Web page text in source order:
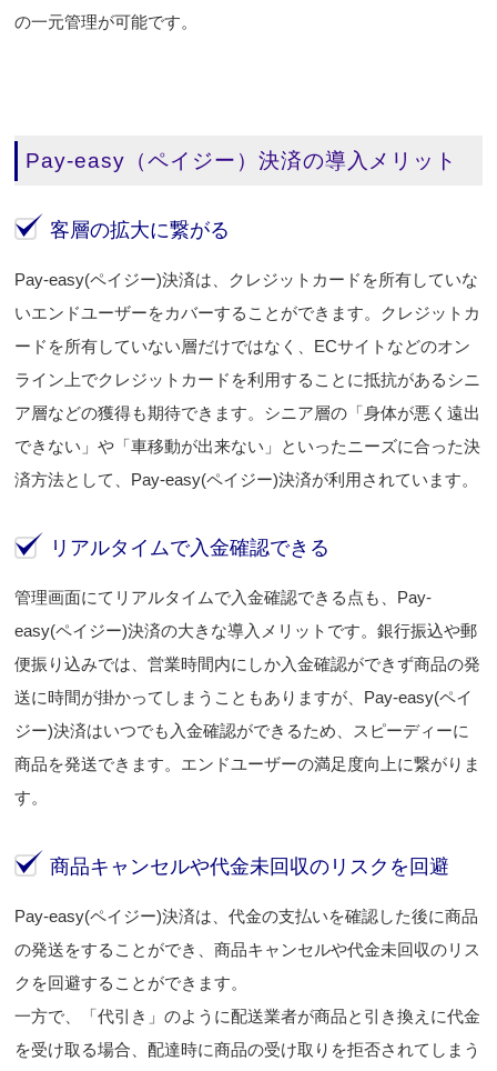
の一元管理が可能です。
Pay-easy（ペイジー）決済の導入メリット
客層の拡大に繋がる
Pay-easy(ペイジー)決済は、クレジットカードを所有していな
いエンドユーザーをカバーすることができます。クレジットカ
ードを所有していない層だけではなく、ECサイトなどのオン
ライン上でクレジットカードを利用することに抵抗があるシニ
ア層などの獲得も期待できます。シニア層の「身体が悪く遠出
できない」や「車移動が出来ない」といったニーズに合った決
済方法として、Pay-easy(ペイジー)決済が利用されています。
リアルタイムで入金確認できる
管理画面にてリアルタイムで入金確認できる点も、Pay-
easy(ペイジー)決済の大きな導入メリットです。銀行振込や郵
便振り込みでは、営業時間内にしか入金確認ができず商品の発
送に時間が掛かってしまうこともありますが、Pay-easy(ペイ
ジー)決済はいつでも入金確認ができるため、スピーディーに
商品を発送できます。エンドユーザーの満足度向上に繋がりま
す。
商品キャンセルや代金未回収のリスクを回避
Pay-easy(ペイジー)決済は、代金の支払いを確認した後に商品
の発送をすることができ、商品キャンセルや代金未回収のリス
クを回避することができます。
一方で、「代引き」のように配送業者が商品と引き換えに代金
を受け取る場合、配達時に商品の受け取りを拒否されてしまう